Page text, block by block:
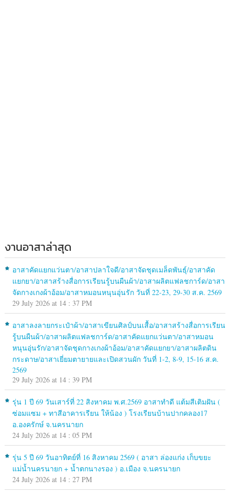
งานอาสาล่าสุด
อาสาคัดแยกแว่นตา/อาสาปลาใจดี/อาสาจัดชุดเมล็ดพันธุ์/อาสาคัด
แยกยา/อาสาสร้างสื่อการเรียนรู้บนผืนผ้า/อาสาผลิตแฟลชการ์ด/อาสา
จัดกางเกงผ้าอ้อม/อาสาหมอนหนุนอุ่นรัก วันที่ 22-23, 29-30 ส.ค. 2569
29 July 2026 at 14 : 37 PM
อาสาลงลายกระเป๋าผ้า/อาสาเขียนศิลป์บนเสื้อ/อาสาสร้างสื่อการเรียน
รู้บนผืนผ้า/อาสาผลิตแฟลชการ์ด/อาสาคัดแยกแว่นตา/อาสาหมอน
หนุนอุ่นรัก/อาสาจัดชุดกางเกงผ้าอ้อม/อาสาคัดแยกยา/อาสาผลิตดิน
กระดาษ/อาสาเยี่ยมตายายและเปิดสวนผัก วันที่ 1-2, 8-9, 15-16 ส.ค.
2569
29 July 2026 at 14 : 39 PM
รุ่น 1 ปี 69 วันเสาร์ที่ 22 สิงหาคม พ.ศ.2569 อาสาทำดี แต้มสีเติมฝัน (
ซ่อมแซม + ทาสีอาคารเรียน ให้น้อง ) โรงเรียนบ้านปากคลอง17
อ.องครักษ์ จ.นครนายก
24 July 2026 at 14 : 05 PM
รุ่น 5 ปี 69 วันอาทิตย์ที่ 16 สิงหาคม 2569 ( อาสา ล่องแก่ง เก็บขยะ
แม่น้ำนครนายก + น้ำตกนางรอง ) อ.เมือง จ.นครนายก
24 July 2026 at 14 : 27 PM